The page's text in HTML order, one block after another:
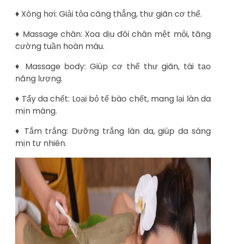
♦ Xông hơi: Giải tỏa căng thẳng, thư giãn cơ thể.
♦ Massage chân: Xoa dịu đôi chân mệt mỏi, tăng
cường tuần hoàn máu.
♦ Massage body: Giúp cơ thể thư giãn, tái tạo
năng lượng.
♦ Tẩy da chết: Loại bỏ tế bào chết, mang lại làn da
mịn màng.
♦ Tắm trắng: Dưỡng trắng làn da, giúp da sáng
mịn tự nhiên.